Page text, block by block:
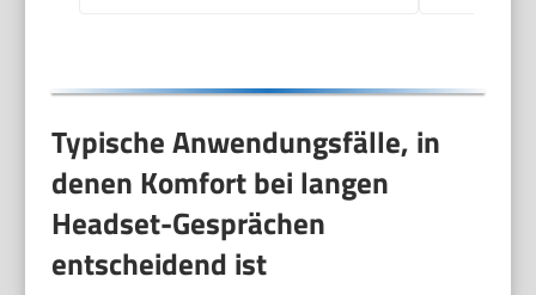
Typische Anwendungsfälle, in
denen Komfort bei langen
Headset-Gesprächen
entscheidend ist